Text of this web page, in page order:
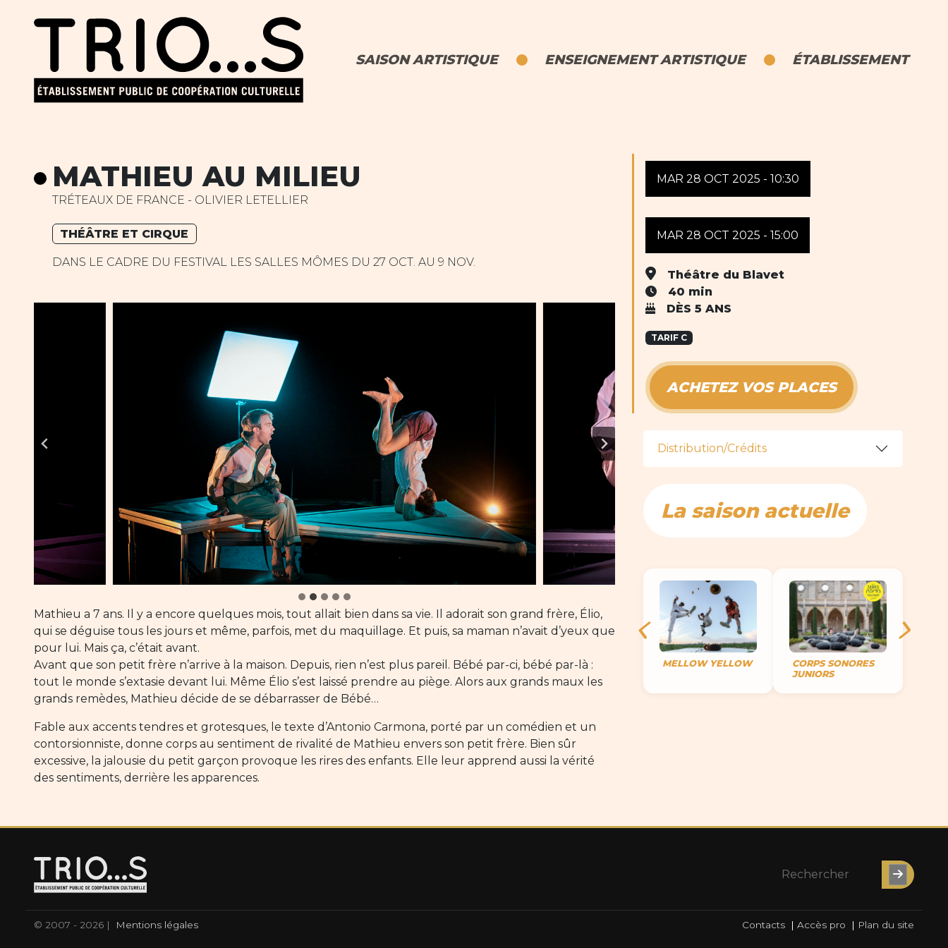
SAISON ARTISTIQUE ENSEIGNEMENT ARTISTIQUE ÉTABLISSEMENT
MATHIEU AU MILIEU
TRÉTEAUX DE FRANCE - OLIVIER LETELLIER
THÉÂTRE ET CIRQUE
DANS LE CADRE DU FESTIVAL LES SALLES MÔMES DU 27 OCT. AU 9 NOV.
Mathieu a 7 ans. Il y a encore quelques mois, tout allait bien dans sa vie. Il adorait son grand frère, Élio,
qui se déguise tous les jours et même, parfois, met du maquillage. Et puis, sa maman n’avait d’yeux que
pour lui. Mais ça, c’était avant.
Avant que son petit frère n’arrive à la maison. Depuis, rien n’est plus pareil. Bébé par-ci, bébé par-là :
tout le monde s’extasie devant lui. Même Élio s’est laissé prendre au piège. Alors aux grands maux les
grands remèdes, Mathieu décide de se débarrasser de Bébé…
Fable aux accents tendres et grotesques, le texte d’Antonio Carmona, porté par un comédien et un
contorsionniste, donne corps au sentiment de rivalité de Mathieu envers son petit frère. Bien sûr
excessive, la jalousie du petit garçon provoque les rires des enfants. Elle leur apprend aussi la vérité
des sentiments, derrière les apparences.
MAR 28 OCT 2025 - 10:30
MAR 28 OCT 2025 - 15:00
Théâtre du Blavet
40 min
DÈS 5 ANS
TARIF C
ACHETEZ VOS PLACES
Distribution/Crédits
La saison actuelle
MELLOW YELLOW
CORPS SONORES
JUNIORS
© 2007 - 2026 | Mentions légales Contacts | Accès pro | Plan du site